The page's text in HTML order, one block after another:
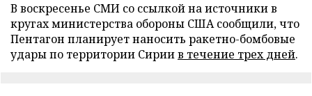
В воскресенье СМИ со ссылкой на источники в
кругах министерства обороны США сообщили, что
Пентагон планирует наносить ракетно-бомбовые
удары по территории Сириив течение трех дней.